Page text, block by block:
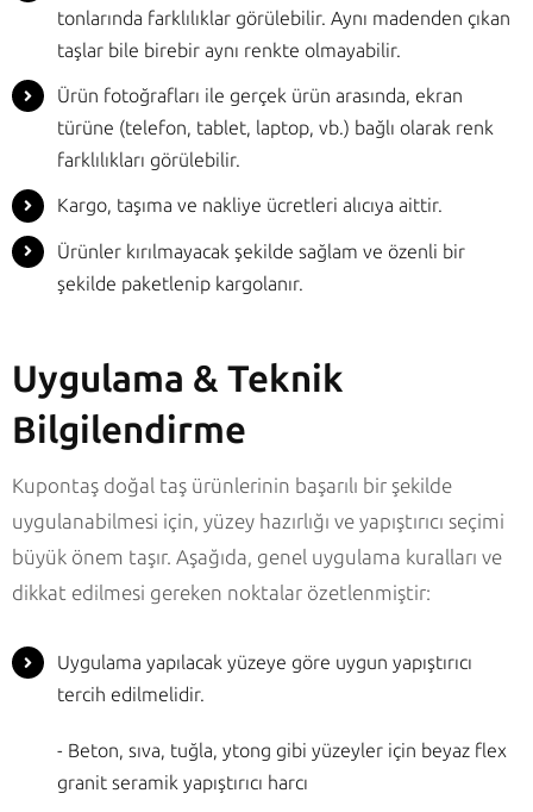
tonlarında farklılıklar görülebilir. Aynı madenden çıkan
taşlar bile birebir aynı renkte olmayabilir.
Ürün fotoğrafları ile gerçek ürün arasında, ekran
türüne (telefon, tablet, laptop, vb.) bağlı olarak renk
farklılıkları görülebilir.
Kargo, taşıma ve nakliye ücretleri alıcıya aittir.
Ürünler kırılmayacak şekilde sağlam ve özenli bir
şekilde paketlenip kargolanır.
Uygulama & Teknik
Bilgilendirme
Kupontaş doğal taş ürünlerinin başarılı bir şekilde
uygulanabilmesi için, yüzey hazırlığı ve yapıştırıcı seçimi
büyük önem taşır. Aşağıda, genel uygulama kuralları ve
dikkat edilmesi gereken noktalar özetlenmiştir:
Uygulama yapılacak yüzeye göre uygun yapıştırıcı
tercih edilmelidir.
- Beton, sıva, tuğla, ytong gibi yüzeyler için beyaz flex
granit seramik yapıştırıcı harcı